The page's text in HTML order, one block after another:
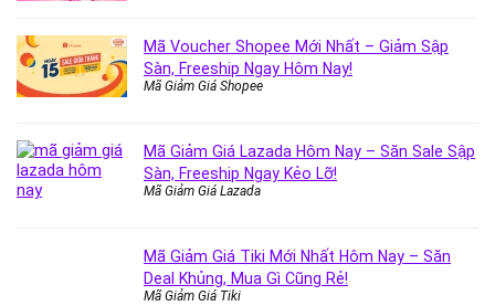
Mã Voucher Shopee Mới Nhất – Giảm Sập
Sàn, Freeship Ngay Hôm Nay!
Mã Giảm Giá Shopee
Mã Giảm Giá Lazada Hôm Nay – Săn Sale Sập
Sàn, Freeship Ngay Kẻo Lỡ!
Mã Giảm Giá Lazada
Mã Giảm Giá Tiki Mới Nhất Hôm Nay – Săn
Deal Khủng, Mua Gì Cũng Rẻ!
Mã Giảm Giá Tiki